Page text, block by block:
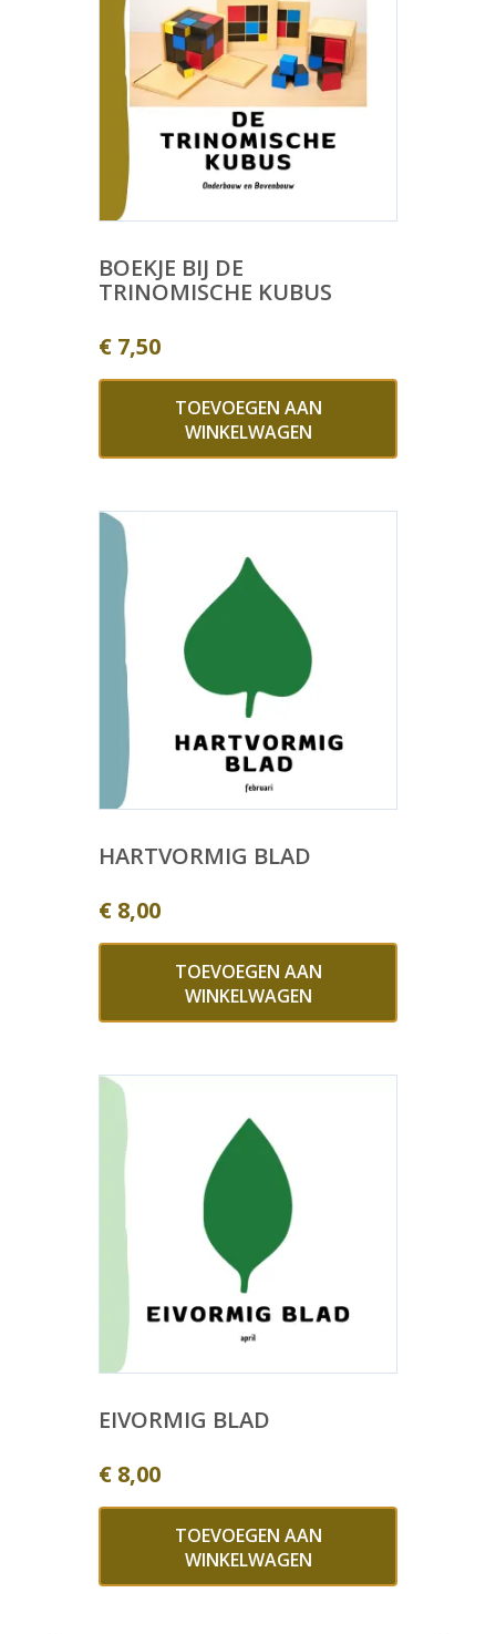
BOEKJE BIJ DE
TRINOMISCHE KUBUS
€ 7,50
TOEVOEGEN AAN
WINKELWAGEN
HARTVORMIG BLAD
€ 8,00
TOEVOEGEN AAN
WINKELWAGEN
EIVORMIG BLAD
€ 8,00
TOEVOEGEN AAN
WINKELWAGEN